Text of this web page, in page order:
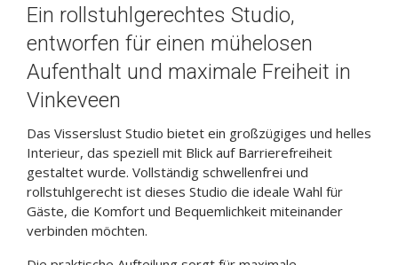
Ein rollstuhlgerechtes Studio,
entworfen für einen mühelosen
Aufenthalt und maximale Freiheit in
Vinkeveen
Das Visserslust Studio bietet ein großzügiges und helles
Interieur, das speziell mit Blick auf Barrierefreiheit
gestaltet wurde. Vollständig schwellenfrei und
rollstuhlgerecht ist dieses Studio die ideale Wahl für
Gäste, die Komfort und Bequemlichkeit miteinander
verbinden möchten.